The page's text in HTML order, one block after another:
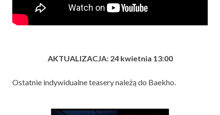
AKTUALIZACJA: 24 kwietnia 13:00
Ostatnie indywidualne teasery należą do Baekho.